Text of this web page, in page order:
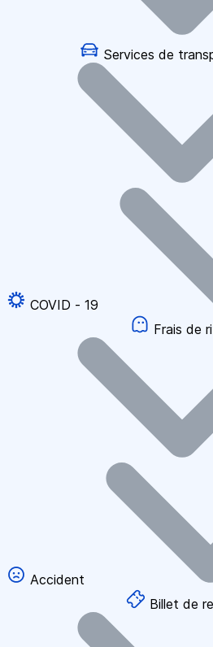
Services de
COVID - 19
Frais de
Accident
Billet de